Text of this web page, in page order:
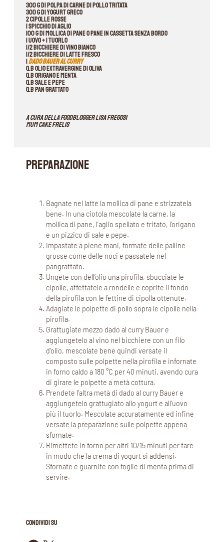
300 g di polpa di carne di pollo tritata
300 g di yogurt greco
2 cipolle rosse
1 spicchio di aglio
100 g di mollica di pane o pane in cassetta senza bordo
1 uovo + 1 tuorlo
1/2 bicchiere di vino bianco
1/2 bicchiere di latte fresco
1dado Bauer al curry
q.b olio extravergine di oliva
q.b origano e menta
q.b sale e pepe
q.b pan grattato
A cura della Foodblogger Lisa Fregosi
Mum Cake Frelis
PREPARAZIONE
Bagnate nel latte la mollica di pane e strizzatela
bene. In una ciotola mescolate la carne, la
mollica di pane, l’aglio spellato e tritato, l’origano
e un pizzico di sale e pepe.
Impastate a piene mani, formate delle palline
grosse come delle noci e passatele nel
pangrattato.
Ungete con dell’olio una pirofila, sbucciate le
cipolle, affettatele a rondelle e coprite il fondo
della pirofila con le fettine di cipolla ottenute.
Adagiate le polpette di pollo sopra le cipolle nella
pirofila.
Grattugiate mezzo dado al curry Bauer e
aggiungetelo al vino nel bicchiere con un filo
d’olio, mescolate bene quindi versate il
composto sulle polpette nella pirofila e infornate
in forno caldo a 180 °C per 40 minuti, avendo cura
di girare le polpette a metà cottura.
Prendete l’altra metà di dado al curry Bauer e
aggiungetelo grattugiato allo yogurt e all’uovo
più il tuorlo. Mescolate accuratamente ed infine
versate la preparazione sulle polpette appena
sfornate.
Rimettete in forno per altri 10/15 minuti per fare
in modo che la crema di yogurt si addensi.
Sfornate e guarnite con foglie di menta prima di
servire.
CONDIVIDI SU